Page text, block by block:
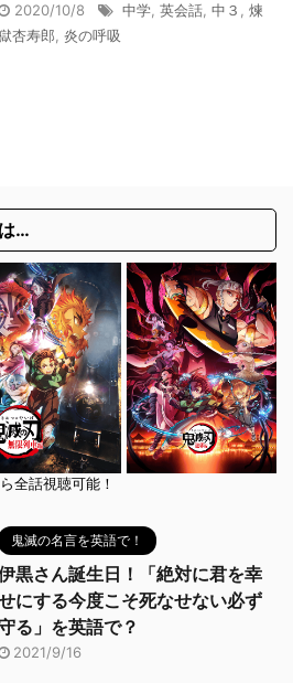
2020/10/8 中学 英会話 中３
煉
杏寿郎 炎の呼吸
…
全話視聴可能！
鬼滅の名言を英語で！
黒さん誕生日！「絶対に君を幸
にする今度こそ死なせない必ず
る」を英語で？
2021/9/16